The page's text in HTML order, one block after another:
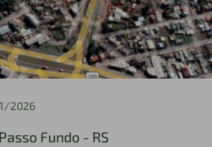
2026
Fundo - RS